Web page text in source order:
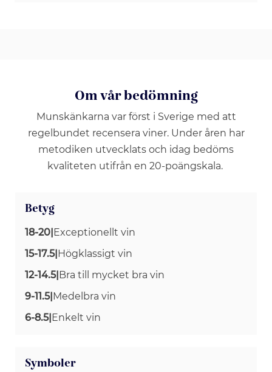
Om vår bedömning
Munskänkarna var först i Sverige med att
regelbundet recensera viner. Under åren har
metodiken utvecklats och idag bedöms
kvaliteten utifrån en 20-poängskala.
Betyg
18-20 Exceptionellt vin
15-17.5| Högklassigt vin
12-14.5| Bra till mycket bra vin
9-11.5| Medelbra vin
6-8.5| Enkelt vin
Symboler